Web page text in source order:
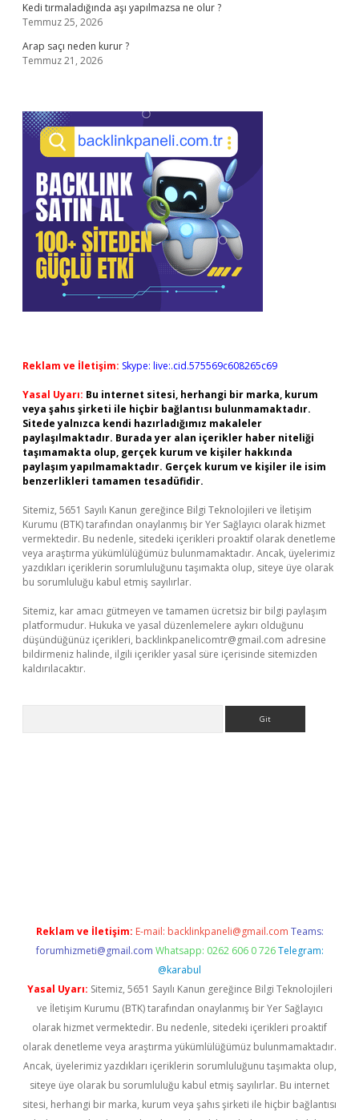
Kedi tırmaladığında aşı yapılmazsa ne olur ?
Temmuz 25, 2026
Arap saçı neden kurur ?
Temmuz 21, 2026
Reklam ve İletişim: Skype: live:.cid.575569c608265c69
Yasal Uyarı: Bu internet sitesi, herhangi bir marka, kurum
veya şahıs şirketi ile hiçbir bağlantısı bulunmamaktadır.
Sitede yalnızca kendi hazırladığımız makaleler
paylaşılmaktadır. Burada yer alan içerikler haber niteliği
taşımamakta olup, gerçek kurum ve kişiler hakkında
paylaşım yapılmamaktadır. Gerçek kurum ve kişiler ile isim
benzerlikleri tamamen tesadüfidir.
Sitemiz, 5651 Sayılı Kanun gereğince Bilgi Teknolojileri ve İletişim
Kurumu (BTK) tarafından onaylanmış bir Yer Sağlayıcı olarak hizmet
vermektedir. Bu nedenle, sitedeki içerikleri proaktif olarak denetleme
veya araştırma yükümlülüğümüz bulunmamaktadır. Ancak, üyelerimiz
yazdıkları içeriklerin sorumluluğunu taşımakta olup, siteye üye olarak
bu sorumluluğu kabul etmiş sayılırlar.
Sitemiz, kar amacı gütmeyen ve tamamen ücretsiz bir bilgi paylaşım
platformudur. Hukuka ve yasal düzenlemelere aykırı olduğunu
düşündüğünüz içerikleri, backlinkpanelicomtr@gmail.com adresine
bildirmeniz halinde, ilgili içerikler yasal süre içerisinde sitemizden
kaldırılacaktır.
Reklam ve İletişim: E-mail: backlinkpaneli@gmail.com Teams:
forumhizmeti@gmail.com Whatsapp: 0262 606 0 726 Telegram:
@karabul
Yasal Uyarı: Sitemiz, 5651 Sayılı Kanun gereğince Bilgi Teknolojileri
ve İletişim Kurumu (BTK) tarafından onaylanmış bir Yer Sağlayıcı
olarak hizmet vermektedir. Bu nedenle, sitedeki içerikleri proaktif
olarak denetleme veya araştırma yükümlülüğümüz bulunmamaktadır.
Ancak, üyelerimiz yazdıkları içeriklerin sorumluluğunu taşımakta olup,
siteye üye olarak bu sorumluluğu kabul etmiş sayılırlar. Bu internet
sitesi, herhangi bir marka, kurum veya şahıs şirketi ile hiçbir bağlantısı